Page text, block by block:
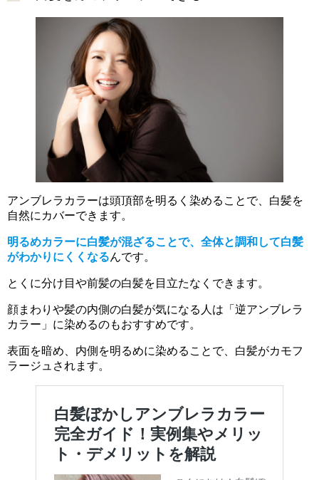
アンブレラカラーは頭頂部を明るく染めることで、白髪を
自然にカバーできます。
明るめカラーに白髪が混ざることで、全体と調和して白髪
がわかりにくくなるんです。
とくに分け目や前髪の白髪を目立たなくできます。
顔まわりや髪の内側の白髪が気になる人は「逆アンブレラ
カラー」に染めるのもおすすめです。
表面を暗め、内側を明るめに染めることで、白髪がカモフ
ラージュされます。